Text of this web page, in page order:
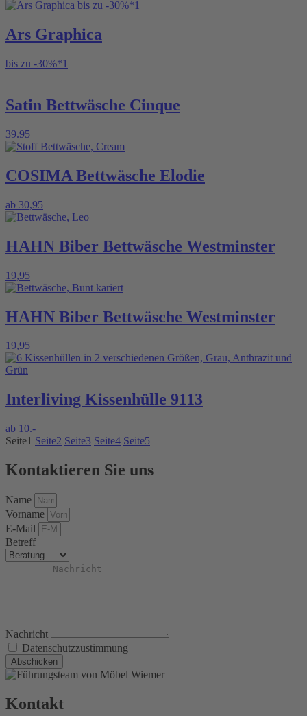
Ars Graphica
bis zu -30%*1
Satin Bettwäsche Cinque
39.95
COSIMA Bettwäsche Elodie
ab 30,95
HAHN Biber Bettwäsche Westminster
19,95
HAHN Biber Bettwäsche Westminster
19,95
Interliving Kissenhülle 9113
ab 10.-
Seite1 Seite2 Seite3 Seite4 Seite5
Kontaktieren Sie uns
Name
Vorname
E-Mail
Betreff
Nachricht
Datenschutzzustimmung
Abschicken
Kontakt